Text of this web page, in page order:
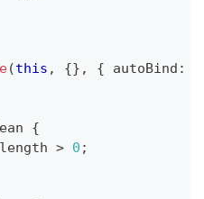
(this , {} , { autoBind :
{
length > 0 ;